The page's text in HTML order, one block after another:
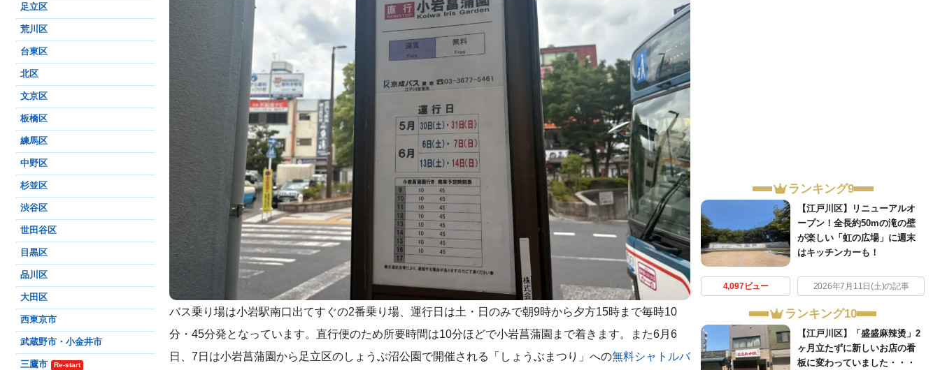
バス乗り場は小岩駅南口出てすぐの2番乗り場、運行日は土・日のみで朝9時から夕方15時まで毎時10
分・45分発となっています。直行便のため所要時間は10分ほどで小岩菖蒲園まで着きます。また6月6
日、7日は小岩菖蒲園から足立区のしょうぶ沼公園で開催される「しょうぶまつり」への無料シャトルバ
ランキング9
【江戸川区】リニューアルオ
ープン！全長約50mの滝の壁
が楽しい「虹の広場」に週末
はキッチンカーも！
4,097ビュー 2026年7月11日(土)の記事
ランキング10
【江戸川区】「盛盛麻辣烫」2
ヶ月立たずに新しいお店の看
板に変わっていました・・・
足立区
荒川区
台東区
北区
文京区
板橋区
練馬区
中野区
杉並区
渋谷区
世田谷区
目黒区
品川区
大田区
西東京市
武蔵野市・小金井市
三鷹市 Re-start